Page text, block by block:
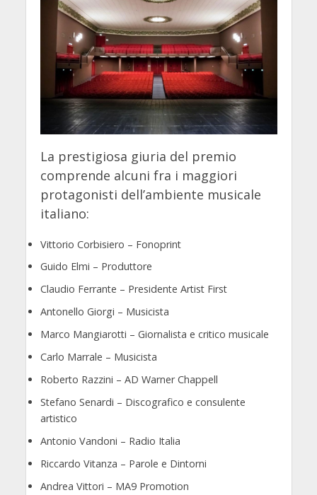
La prestigiosa giuria del premio
comprende alcuni fra i maggiori
protagonisti dell’ambiente musicale
italiano:
Vittorio Corbisiero – Fonoprint
Guido Elmi – Produttore
Claudio Ferrante – Presidente Artist First
Antonello Giorgi – Musicista
Marco Mangiarotti – Giornalista e critico musicale
Carlo Marrale – Musicista
Roberto Razzini – AD Warner Chappell
Stefano Senardi – Discografico e consulente
artistico
Antonio Vandoni – Radio Italia
Riccardo Vitanza – Parole e Dintorni
Andrea Vittori – MA9 Promotion